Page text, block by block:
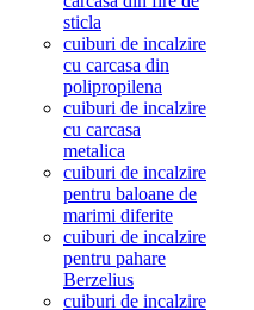
sticla
cuiburi de incalzire
cu carcasa din
polipropilena
cuiburi de incalzire
cu carcasa
metalica
cuiburi de incalzire
pentru baloane de
marimi diferite
cuiburi de incalzire
pentru pahare
Berzelius
cuiburi de incalzire